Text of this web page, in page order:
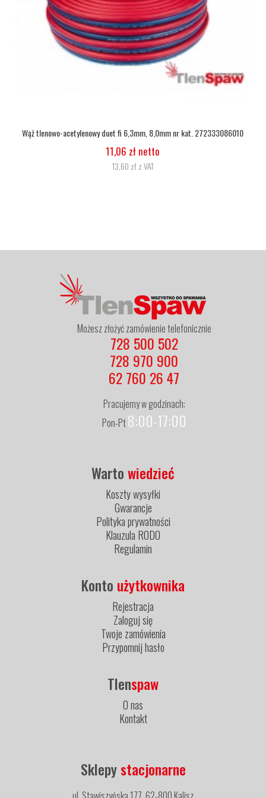
Wąż tlenowy fi 6,3
5,07 zł netto
6,24 zł z VAT
Możesz złożyć zamówienie telefonicznie
728 500 502
728 970 900
62 760 26 47
Pracujemy w godzinach:
Pon-Pt8:00-17:00
Wartowiedzieć
Koszty wysyłki
Gwarancje
Polityka prywatności
Klauzula RODO
Regulamin
Konto użytkownika
Rejestracja
Zaloguj się
Twoje zamówienia
Przypomnij hasło
Tlenspaw
O nas
Kontakt
Sklepystacjonarne